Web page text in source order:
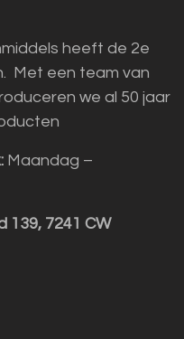
heeft de 2e
Met een team van
we al 50 jaar
Maandag –
139, 7241 CW